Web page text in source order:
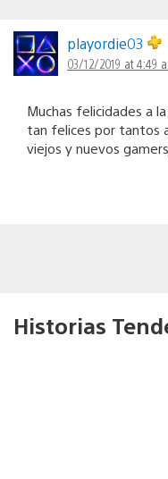
playordie03
03/12/2019 at 4:49
Muchas felicidades a
tan felices por tantos
viejos y nuevos
Historias